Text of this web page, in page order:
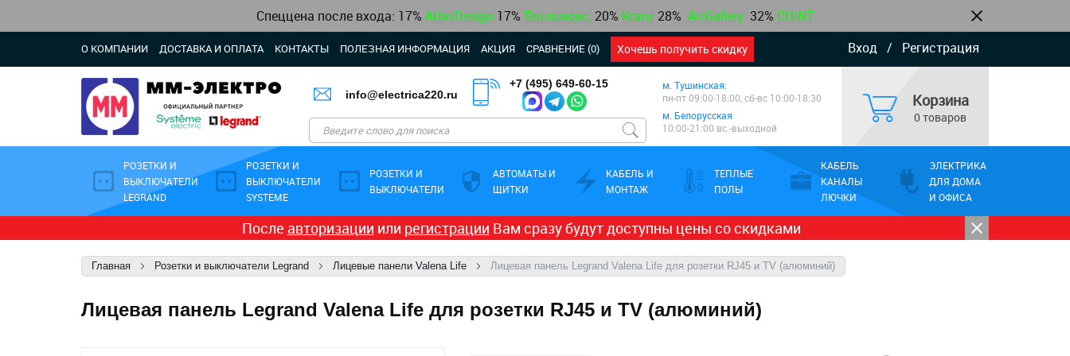
Спеццена после входа: 17% AtlasDesign 17% Теплолюкс, 20% Kranz 28% ArtGallery 32% CHINT
Вход / Регистрация
О КОМПАНИИ ДОСТАВКА И ОПЛАТА КОНТАКТЫ ПОЛЕЗНАЯ ИНФОРМАЦИЯ АКЦИЯ СРАВНЕНИЕ (0) Хочешь получить скидку
info@electrica220.ru
+7 (495) 649-60-15
м. Тушинская:
пн-пт 09:00-18:00, сб-вс 10:00-18:30
м. Белорусская
10:00-21:00 вс.-выходной
Корзина
0 товаров
РОЗЕТКИ И
ВЫКЛЮЧАТЕЛИ
LEGRAND
РОЗЕТКИ И
ВЫКЛЮЧАТЕЛИ
SYSTEME
РОЗЕТКИ И
ВЫКЛЮЧАТЕЛИ
АВТОМАТЫ И
ЩИТКИ
КАБЕЛЬ И
МОНТАЖ
ТЕПЛЫЕ
ПОЛЫ
КАБЕЛЬ
КАНАЛЫ
ЛЮЧКИ
ЭЛЕКТРИКА
ДЛЯ ДОМА
И ОФИСА
После авторизации или регистрации Вам сразу будут доступны цены со скидками
Главная Розетки и выключатели Legrand Лицевые панели Valena Life Лицевая панель Legrand Valena Life для розетки RJ45 и TV (алюминий)
Лицевая панель Legrand Valena Life для розетки RJ45 и TV (алюминий)